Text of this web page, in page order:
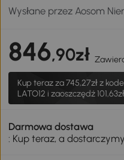
Wysłane przez Aosom
846,90zł
Kup teraz za745,27złz
LATO12 i zaoszczędź 101,63zł
Darmowa dostawa
: Kup teraz, a